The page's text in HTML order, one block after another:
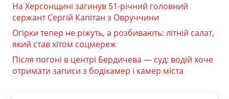
На Херсонщині загинув 51-річний головний
сержант Сергій Капітан з Овруччини
Огірки тепер не ріжуть, а розбивають: літній салат,
який став хітом соцмереж
Після погоні в центрі Бердичева — суд: водій хоче
отримати записи з бодікамер і камер міста